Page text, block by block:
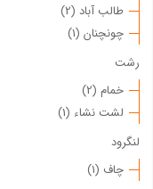
طالب آباد (2)
چونچنان (1)
رشت
خمام (2)
لشت نشاء (1)
لنگرود
چاف (1)